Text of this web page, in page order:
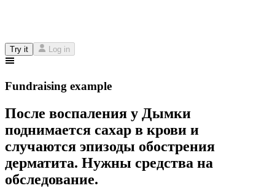
Try it Log in
Fundraising example
После воспаления у Дымки
поднимается сахар в крови и
случаются эпизоды обострения
дерматита. Нужны средства на
обследование.